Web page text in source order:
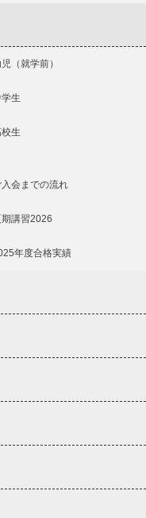
（就学前）
生
生
入会までの流れ
期講習2026
年度合格実績